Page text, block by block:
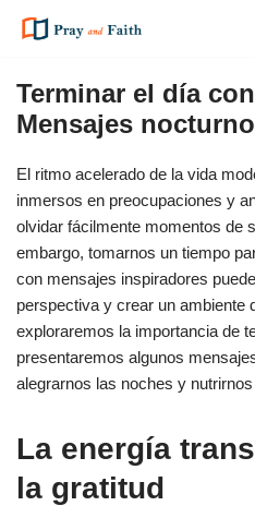
al
contenido
Terminar el día
Mensajes
El ritmo acelerado de la vida
inmersos en preocupaciones y
olvidar fácilmente momentos de
embargo, tomarnos un tiempo
con mensajes inspiradores
perspectiva y crear un ambiente
exploraremos la importancia de
presentaremos algunos
alegrarnos las noches y
La energía
la gratitud